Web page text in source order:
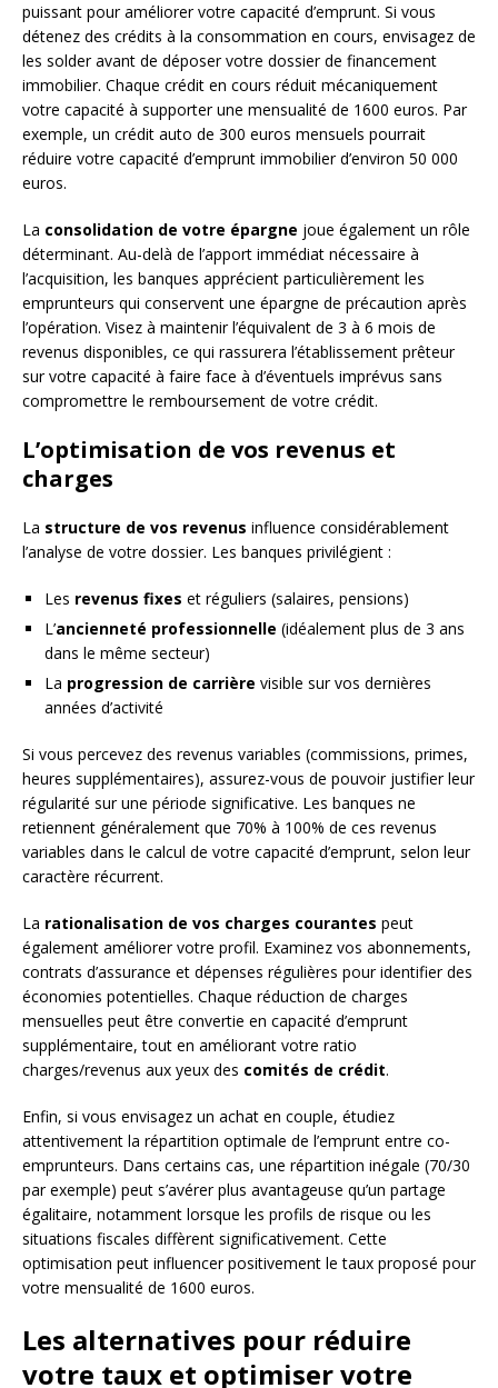
puissant pour améliorer votre capacité d’emprunt. Si vous
détenez des crédits à la consommation en cours, envisagez de
les solder avant de déposer votre dossier de financement
immobilier. Chaque crédit en cours réduit mécaniquement
votre capacité à supporter une mensualité de 1600 euros. Par
exemple, un crédit auto de 300 euros mensuels pourrait
réduire votre capacité d’emprunt immobilier d’environ 50 000
euros.
La consolidation de votre épargne joue également un rôle
déterminant. Au-delà de l’apport immédiat nécessaire à
l’acquisition, les banques apprécient particulièrement les
emprunteurs qui conservent une épargne de précaution après
l’opération. Visez à maintenir l’équivalent de 3 à 6 mois de
revenus disponibles, ce qui rassurera l’établissement prêteur
sur votre capacité à faire face à d’éventuels imprévus sans
compromettre le remboursement de votre crédit.
L’optimisation de vos revenus et
charges
La structure de vos revenus influence considérablement
l’analyse de votre dossier. Les banques privilégient :
Les revenus fixes et réguliers (salaires, pensions)
L’ancienneté professionnelle (idéalement plus de 3 ans
dans le même secteur)
La progression de carrière visible sur vos dernières
années d’activité
Si vous percevez des revenus variables (commissions, primes,
heures supplémentaires), assurez-vous de pouvoir justifier leur
régularité sur une période significative. Les banques ne
retiennent généralement que 70% à 100% de ces revenus
variables dans le calcul de votre capacité d’emprunt, selon leur
caractère récurrent.
La rationalisation de vos charges courantes peut
également améliorer votre profil. Examinez vos abonnements,
contrats d’assurance et dépenses régulières pour identifier des
économies potentielles. Chaque réduction de charges
mensuelles peut être convertie en capacité d’emprunt
supplémentaire, tout en améliorant votre ratio
charges/revenus aux yeux des comités de crédit.
Enfin, si vous envisagez un achat en couple, étudiez
attentivement la répartition optimale de l’emprunt entre co-
emprunteurs. Dans certains cas, une répartition inégale (70/30
par exemple) peut s’avérer plus avantageuse qu’un partage
égalitaire, notamment lorsque les profils de risque ou les
situations fiscales diffèrent significativement. Cette
optimisation peut influencer positivement le taux proposé pour
votre mensualité de 1600 euros.
Les alternatives pour réduire
votre taux et optimiser votre